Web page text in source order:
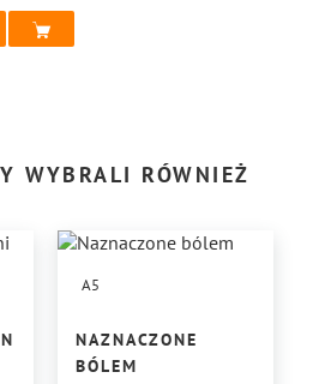
WYBRALI RÓWNIEŻ
A5
NAZNACZONE
BÓLEM